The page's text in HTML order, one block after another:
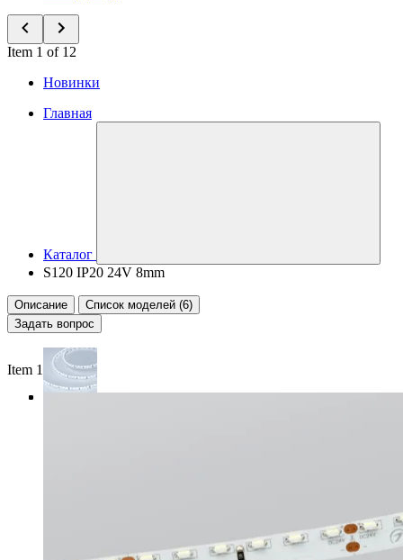
Item 1 of 12
Новинки
Главная
Каталог
S120 IP20 24V 8mm
Описание
Список моделей (6)
Задать вопрос
Item 1 of 4